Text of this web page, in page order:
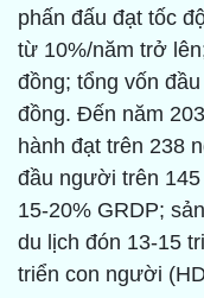
phấn đấu đạt tốc
từ 10%/năm trở
đồng; tổng vốn
đồng. Đến năm
hành đạt trên 238
đầu người trên
15-20% GRDP;
du lịch đón 13-15
triển con người